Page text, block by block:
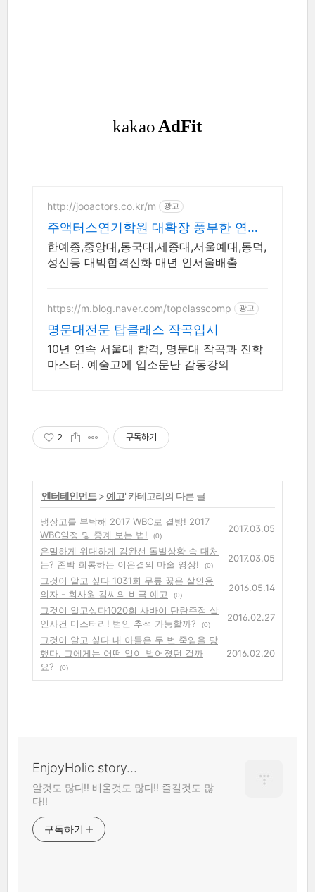
http://jooactors.co.kr/m 광고
주액터스연기학원 대확장 풍부한 연습
실 마음껏사용가능
한예종,중앙대,동국대,세종대,서울예대,동덕,
성신등 대박합격신화 매년 인서울배출
https://m.blog.naver.com/topclasscomp 광고
명문대전문 탑클래스 작곡입시
10년 연속 서울대 합격, 명문대 작곡과 진학
마스터. 예술고에 입소문난 감동강의
2 구독하기
'엔터테인먼트 > 예고' 카테고리의 다른 글
냉장고를 부탁해 2017 WBC로 결방! 2017
WBC일정 및 중계 보는 법!
(0)
2017.03.05
은밀하게 위대하게 김완선 돌발상황 속 대처
는? 존박 희롱하는 이은결의 마술 영상!
(0)
2017.03.05
그것이 알고 싶다 1031회 무릎 꿇은 살인용
의자 - 회사원 김씨의 비극 예고
(0)
2016.05.14
그것이 알고싶다1020회 사바이 단란주점 살
인사건 미스터리! 범인 추적 가능할까?
(0)
2016.02.27
그것이 알고 싶다 내 아들은 두 번 죽임을 당
했다. 그에게는 어떤 일이 벌어졌던 걸까
요?
(0)
2016.02.20
EnjoyHolic story...
알것도 많다!! 배울것도 많다!! 즐길것도 많
다!!
구독하기